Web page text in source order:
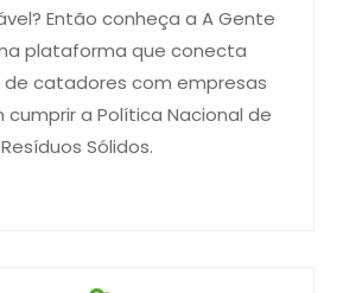
Então conheça a A Gente
plataforma que conecta
catadores com empresas
cumprir a Política Nacional de
Resíduos Sólidos.